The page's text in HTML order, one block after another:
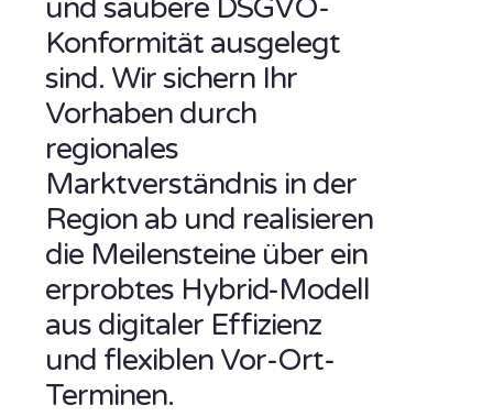
und saubere DSGVO-
Konformität ausgelegt
sind. Wir sichern Ihr
Vorhaben durch
regionales
Marktverständnis in der
Region ab und realisieren
die Meilensteine über ein
erprobtes Hybrid-Modell
aus digitaler Effizienz
und flexiblen Vor-Ort-
Terminen.